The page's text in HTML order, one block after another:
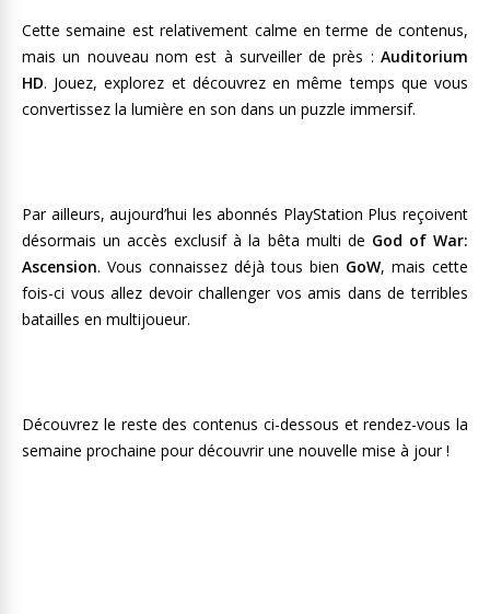
Cette semaine est relativement calme en terme de contenus,
mais un nouveau nom est à surveiller de près : Auditorium
HD. Jouez, explorez et découvrez en même temps que vous
convertissez la lumière en son dans un puzzle immersif.
Par ailleurs, aujourd’hui les abonnés PlayStation Plus reçoivent
désormais un accès exclusif à la bêta multi de God of War:
Ascension. Vous connaissez déjà tous bien GoW, mais cette
fois-ci vous allez devoir challenger vos amis dans de terribles
batailles en multijoueur.
Découvrez le reste des contenus ci-dessous et rendez-vous la
semaine prochaine pour découvrir une nouvelle mise à jour !